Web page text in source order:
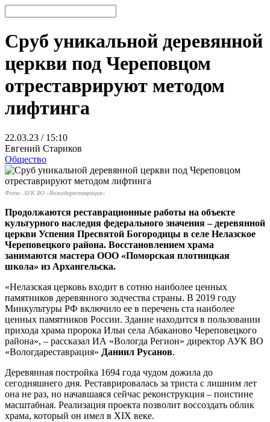
Сруб уникальной деревянной
церкви под Череповцом
отреставрируют методом
лифтинга
22.03.23 / 15:10
Евгений Стариков
Общество
Фото: АУК ВО «Вологдареставрация»
Продолжаются реставрационные работы на объекте
культурного наследия федерального значения – деревянной
церкви Успения Пресвятой Богородицы в селе Нелазское
Череповецкого района. Восстановлением храма
занимаются мастера ООО «Поморская плотницкая
школа» из Архангельска.
«Нелазская церковь входит в сотню наиболее ценных
памятников деревянного зодчества страны. В 2019 году
Минкультуры РФ включило ее в перечень ста наиболее
ценных памятников России. Здание находится в пользовании
прихода храма пророка Ильи села Абаканово Череповецкого
района», – рассказал ИА «Вологда Регион» директор АУК ВО
«Вологдареставрация» Даниил Русанов.
Деревянная постройка 1694 года чудом дожила до
сегодняшнего дня. Реставрировалась за триста с лишним лет
она не раз, но начавшаяся сейчас реконструкция – поистине
масштабная. Реализация проекта позволит воссоздать облик
храма, который он имел в XIX веке.